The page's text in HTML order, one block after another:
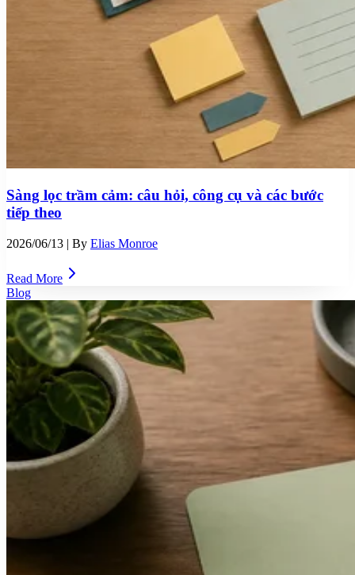
Sàng lọc trầm cảm: câu hỏi, công cụ và các bước
tiếp theo
2026/06/13 | By Elias Monroe
Read More
Blog